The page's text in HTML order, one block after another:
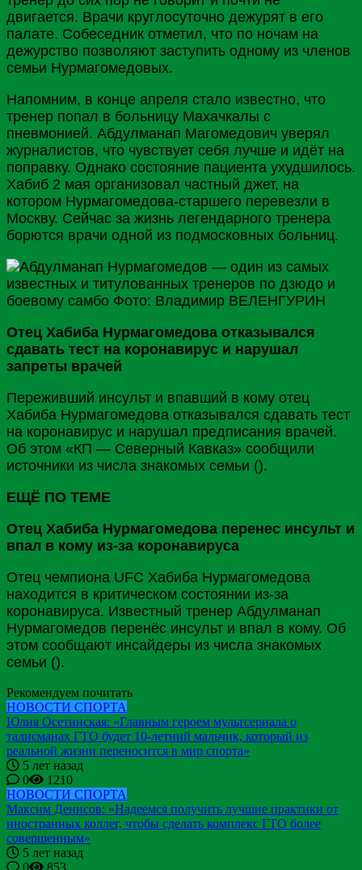
двигается. Врачи круглосуточно дежурят в его
палате. Собеседник отметил, что по ночам на
дежурство позволяют заступить одному из членов
семьи Нурмагомедовых.
Напомним, в конце апреля стало известно, что
тренер попал в больницу Махачкалы с
пневмонией. Абдулманап Магомедович уверял
журналистов, что чувствует себя лучше и идёт на
поправку. Однако состояние пациента ухудшилось.
Хабиб 2 мая организовал частный джет, на
котором Нурмагомедова-старшего перевезли в
Москву. Сейчас за жизнь легендарного тренера
борются врачи одной из подмосковных больниц.
Отец Хабиба Нурмагомедова отказывался
сдавать тест на коронавирус и нарушал
запреты врачей
Переживший инсульт и впавший в кому отец
Хабиба Нурмагомедова отказывался сдавать тест
на коронавирус и нарушал предписания врачей.
Об этом «КП — Северный Кавказ» сообщили
источники из числа знакомых семьи ().
ЕЩЁ ПО ТЕМЕ
Отец Хабиба Нурмагомедова перенес инсульт и
впал в кому из-за коронавируса
Отец чемпиона UFC Хабиба Нурмагомедова
находится в критическом состоянии из-за
коронавируса. Известный тренер Абдулманап
Нурмагомедов перенёс инсульт и впал в кому. Об
этом сообщают инсайдеры из числа знакомых
семьи ().
Рекомендуем почитать
НОВОСТИ СПОРТА
Юлия Осетинская: «Главным героем мультсериала о
талисманах ГТО будет 10-летний мальчик, который из
реальной жизни переносится в мир спорта»
5 лет назад
0
1210
НОВОСТИ СПОРТА
Максим Денисов: «Надеемся получить лучшие практики от
иностранных коллег, чтобы сделать комплекс ГТО более
совершенным»
5 лет назад
0
853